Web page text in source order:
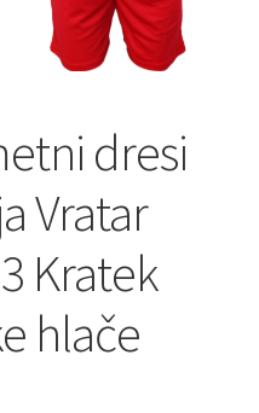
dresi
Vratar
Kratek
hlače